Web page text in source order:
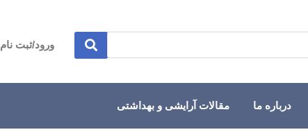
ورود/ثبت نام
درباره ما مقالات آرایشی و بهداشتی